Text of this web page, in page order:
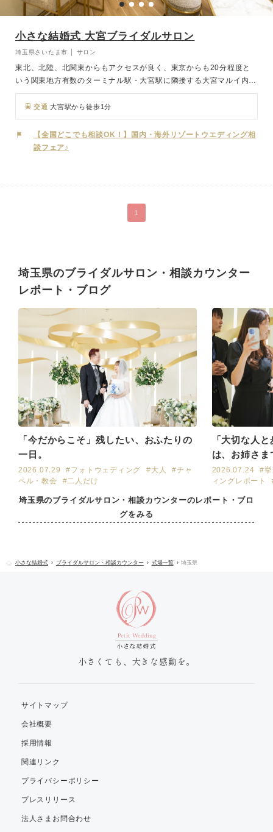
小さな結婚式 大宮ブライダルサロン
埼玉県さいたま市 │ サロン
東北、北陸、北関東からもアクセスが良く、東京からも20分程度と
いう関東地方有数のターミナル駅・大宮駅に隣接する大宮マルイ内に
ある小さな結婚式 大宮ブライダルサロン。 埼玉県内のホテル、レス
トランウェディング、沖縄や海外のリゾートウェディングならお任せ
ください。 大げさな結婚式は苦手…という方には少人数専門チャペ
ルや、写真だけのフォト婚などもご案内しております。
交通 大宮駅から徒歩1分
【全国どこでも相談OK！】国内・海外リゾートウエディング相
談フェア♪
1
埼玉県のブライダルサロン・相談カウンター
レポート・ブログ
埼玉県のブライダルサロン・相談カウンターのレポート・ブロ
グをみる
「今だからこそ」残したい、おふたりの
一日。
2026.07.29 #フォトウェディング #大人
#チャ
ペル・教会
#二人だけ
「大切な人
は、お姉さま
2026.07.24
#
ィングレポート
小さな結婚式 ブライダルサロン・相談カウンター 式場一覧 埼玉県
小さくても、大きな感動を。
サイトマップ
会社概要
採用情報
関連リンク
プライバシーポリシー
プレスリリース
法人さまお問合わせ